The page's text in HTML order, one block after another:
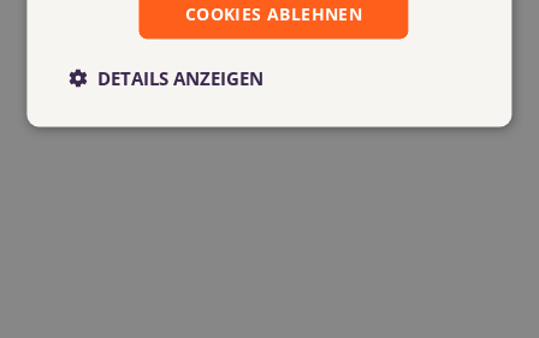
besonders?
COOKIES ABLEHNEN
DETAILS ANZEIGEN